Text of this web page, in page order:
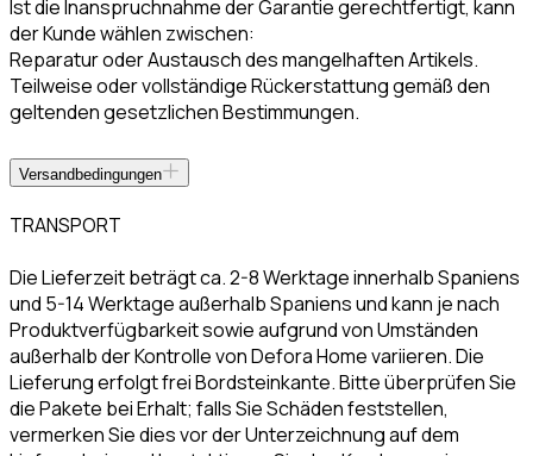
Ist die Inanspruchnahme der Garantie gerechtfertigt, kann
der Kunde wählen zwischen:
Reparatur oder Austausch des mangelhaften Artikels.
Teilweise oder vollständige Rückerstattung gemäß den
geltenden gesetzlichen Bestimmungen.
Versandbedingungen
TRANSPORT
Die Lieferzeit beträgt ca. 2-8 Werktage innerhalb Spaniens
und 5-14 Werktage außerhalb Spaniens und kann je nach
Produktverfügbarkeit sowie aufgrund von Umständen
außerhalb der Kontrolle von Defora Home variieren. Die
Lieferung erfolgt frei Bordsteinkante. Bitte überprüfen Sie
die Pakete bei Erhalt; falls Sie Schäden feststellen,
vermerken Sie dies vor der Unterzeichnung auf dem